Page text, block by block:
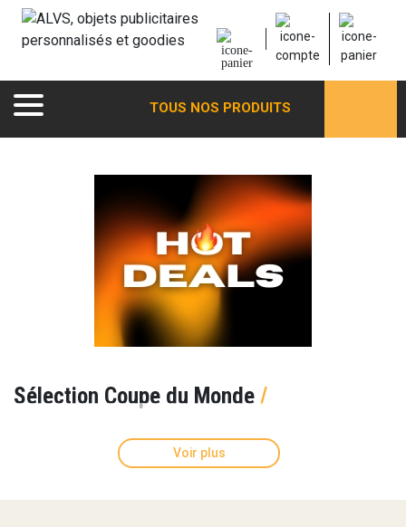
TOUS NOS PRODUITS
Sélection Coupe du Monde /
Voir plus